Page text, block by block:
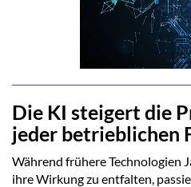
Die KI steigert die
jeder betrieblichen
Während frühere Technologien
ihre Wirkung zu entfalten,